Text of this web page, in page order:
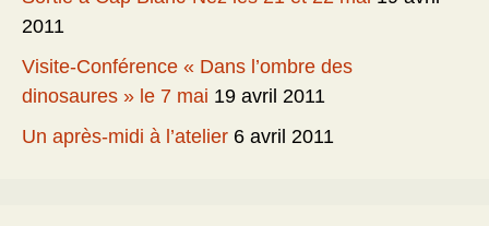
2011
Visite-Conférence « Dans l’ombre des
dinosaures » le 7 mai 19 avril 2011
Un après-midi à l’atelier 6 avril 2011